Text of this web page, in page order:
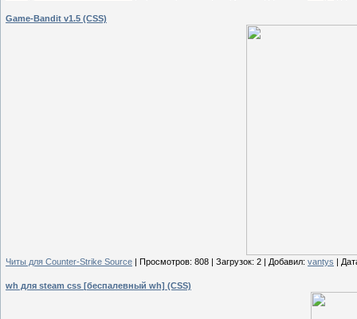
Game-Bandit v1.5 (CSS)
Читы для Counter-Strike Source | Просмотров: 808 | Загрузок: 2 | Добавил: vantys |
wh для steam css [беcпалевный wh] (CSS)